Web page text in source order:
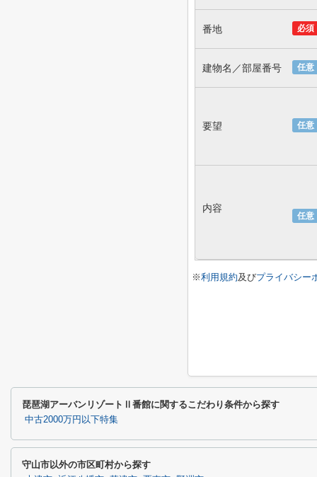
必須
番地
任意
建物名／部屋番号
任意
要望
任意
内容
※利用規約及びプライバシー
琵琶湖アーバンリゾートⅡ番館に関するこだわり条件から探す
中古2000万円以下特集
守山市以外の市区町村から探す